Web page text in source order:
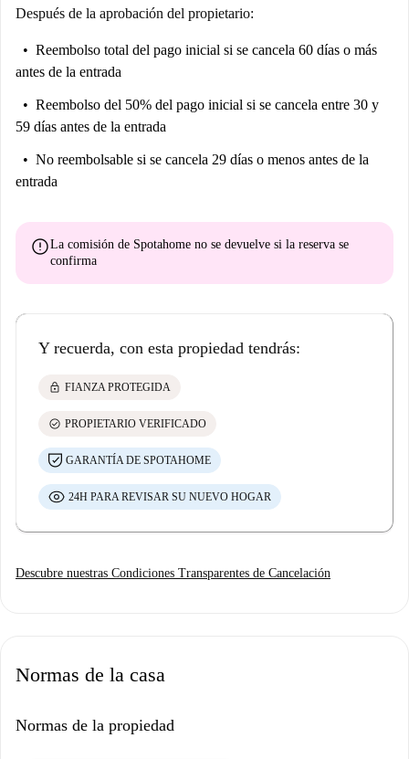
Después de la aprobación del propietario:
Reembolso total del pago inicial si se cancela 60 días o más
antes de la entrada
Reembolso del 50% del pago inicial si se cancela entre 30 y
59 días antes de la entrada
No reembolsable si se cancela 29 días o menos antes de la
entrada
errorLa comisión de Spotahome no se devuelve si la reserva se
confirma
Y recuerda, con esta propiedad tendrás:
lock FIANZA PROTEGIDA
check_circle PROPIETARIO VERIFICADO
GARANTÍA DE SPOTAHOME
24H PARA REVISAR SU NUEVO HOGAR
Descubre nuestras Condiciones Transparentes de Cancelación
Normas de la casa
Normas de la propiedad